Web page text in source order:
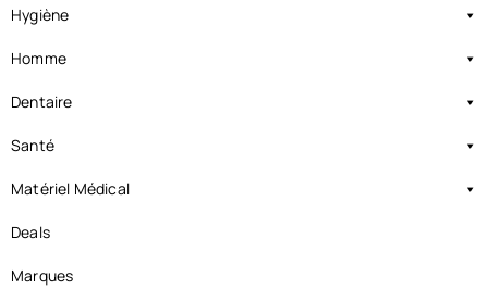
Hygiène
Homme
Dentaire
Santé
Matériel Médical
Deals
Marques